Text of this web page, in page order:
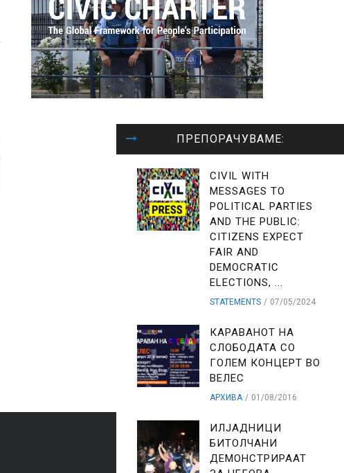
ПРЕПОРАЧУВАМЕ:
CIVIL WITH
MESSAGES TO
POLITICAL PARTIES
AND THE PUBLIC:
CITIZENS EXPECT
FAIR AND
DEMOCRATIC
ELECTIONS, ...
STATEMENTS 07/05/2024
КАРАВАНОТ НА
СЛОБОДАТА СО
ГОЛЕМ КОНЦЕРТ ВО
ВЕЛЕС
АРХИВА 01/08/2016
ИЛЈАДНИЦИ
БИТОЛЧАНИ
ДЕМОНСТРИРААТ